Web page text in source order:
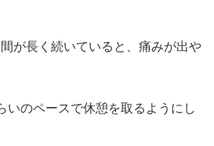
が長く続いていると、痛みが出や
いのペースで休憩を取るようにし